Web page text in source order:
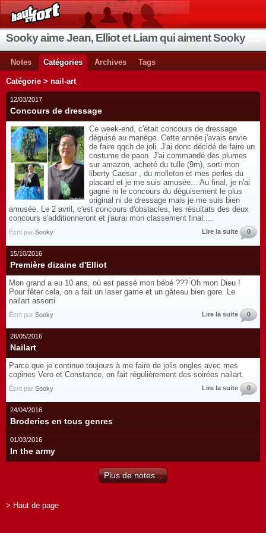
Notes Catégories Archives Tags
Catégorie > nail-art
12/03/2017
Concours de dressage
Ce week-end, c'était concours de dressage
déguisé au manège. Cette année j'avais envie
de faire qqch de joli. J'ai donc décidé de faire un
costume de paon. J'ai commandé des plumes
sur amazon, acheté du tulle (9m), sorti mon
liberty Caesar , du molleton et mes perles du
placard et je me suis amusée... Au final, je n'ai
gagné ni le concours du déguisement le plus
original ni de dressage mais je me suis bien
amusée. Le 2 avril, c'est concours d'obstacles, les résultats des deux
concours s'additionneront et j'aurai mon classement final....
Écrit par Sooky Lire la suite 0
15/10/2016
Première dizaine d'Elliot
Mon grand a eu 10 ans, où est passé mon bébé ??? Oh mon Dieu !
Pour fêter cela, on a fait un laser game et un gâteau bien gore. Le
nailart assorti
Écrit par Sooky Lire la suite 0
26/05/2016
Nailart
Parce que je continue toujours à me faire de jolis ongles avec mes
copines Vero et Constance, on fait régulièrement des soirées nailart.
Écrit par Sooky Lire la suite 0
24/04/2016
Broderies en tous genres
01/03/2016
In the army
Plus de notes...
> Haut de page